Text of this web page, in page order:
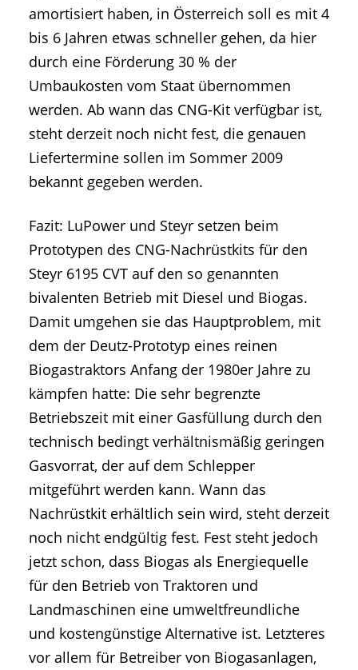
amortisiert haben, in Österreich soll es mit 4
bis 6 Jahren etwas schneller gehen, da hier
durch eine Förderung 30 % der
Umbaukosten vom Staat übernommen
werden. Ab wann das CNG-Kit verfügbar ist,
steht derzeit noch nicht fest, die genauen
Liefertermine sollen im Sommer 2009
bekannt gegeben werden.
Fazit: LuPower und Steyr setzen beim
Prototypen des CNG-Nachrüstkits für den
Steyr 6195 CVT auf den so genannten
bivalenten Betrieb mit Diesel und Biogas.
Damit umgehen sie das Hauptproblem, mit
dem der Deutz-Prototyp eines reinen
Biogastraktors Anfang der 1980er Jahre zu
kämpfen hatte: Die sehr begrenzte
Betriebszeit mit einer Gasfüllung durch den
technisch bedingt verhältnismäßig geringen
Gasvorrat, der auf dem Schlepper
mitgeführt werden kann. Wann das
Nachrüstkit erhältlich sein wird, steht derzeit
noch nicht endgültig fest. Fest steht jedoch
jetzt schon, dass Biogas als Energiequelle
für den Betrieb von Traktoren und
Landmaschinen eine umweltfreundliche
und kostengünstige Alternative ist. Letzteres
vor allem für Betreiber von Biogasanlagen,